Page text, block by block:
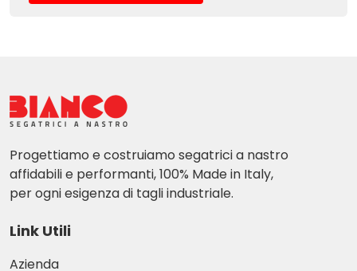
Progettiamo e costruiamo segatrici a nastro
affidabili e performanti, 100% Made in Italy,
per ogni esigenza di tagli industriale.
Link Utili
Azienda